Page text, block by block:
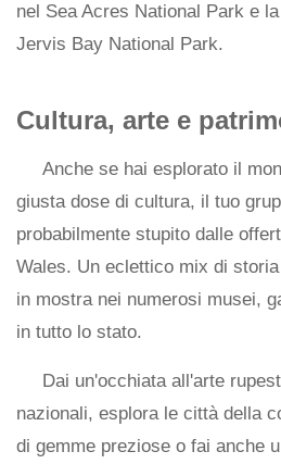
nel Sea Acres National Park e
Jervis Bay National Park.
Cultura, arte e
Anche se hai esplorato il
giusta dose di cultura, il tuo
probabilmente stupito dalle
Wales. Un eclettico mix di
in mostra nei numerosi musei,
in tutto lo stato.
Dai un'occhiata all'arte
nazionali, esplora le città della
di gemme preziose o fai anche